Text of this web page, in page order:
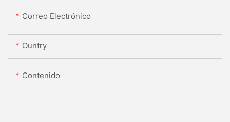
Correo Electrónico
Ountry
Contenido